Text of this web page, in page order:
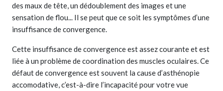
des maux de tête, un dédoublement des images et une
sensation de flou... Il se peut que ce soit les symptômes d’une
insuffisance de convergence.
Cette insuffisance de convergence est assez courante et est
liée à un problème de coordination des muscles oculaires. Ce
défaut de convergence est souvent la cause d’asthénopie
accomodative, c’est-à-dire l’incapacité pour votre vue